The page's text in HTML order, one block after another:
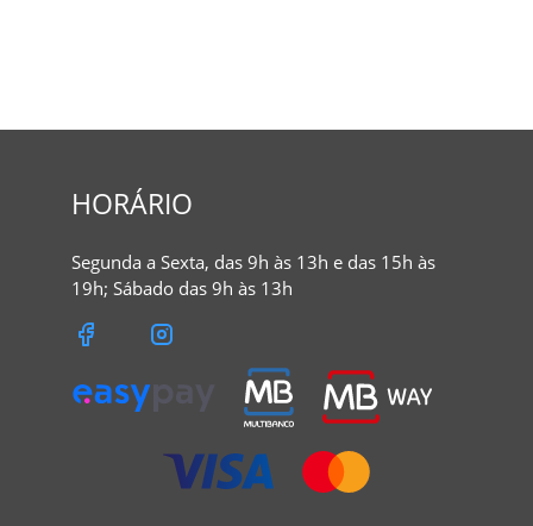
HORÁRIO
Segunda a Sexta, das 9h às 13h e das 15h às
19h; Sábado das 9h às 13h